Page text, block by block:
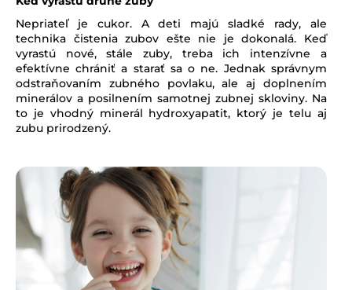
Nepriateľ je cukor. A deti majú sladké rady, ale
technika čistenia zubov ešte nie je dokonalá. Keď
vyrastú nové, stále zuby, treba ich intenzívne a
efektívne chrániť a starať sa o ne. Jednak správnym
odstraňovaním zubného povlaku, ale aj doplnením
minerálov a posilnením samotnej zubnej skloviny. Na
to je vhodný minerál hydroxyapatit, ktorý je telu aj
zubu prirodzený.